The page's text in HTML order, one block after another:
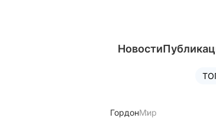
Новости
ГордонМир